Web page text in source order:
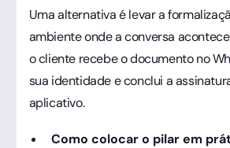
Uma alternativa é levar a
ambiente onde a conversa
o cliente recebe o documento no
sua identidade e conclui a
aplicativo.
Como colocar o pilar em